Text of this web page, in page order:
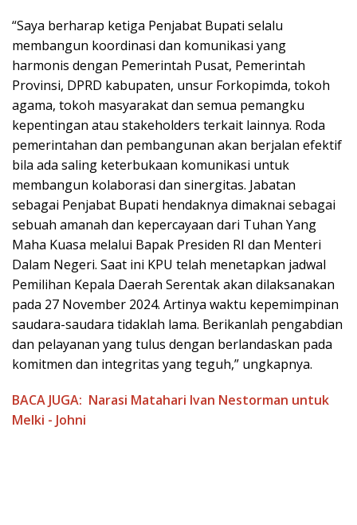
“Saya berharap ketiga Penjabat Bupati selalu
membangun koordinasi dan komunikasi yang
harmonis dengan Pemerintah Pusat, Pemerintah
Provinsi, DPRD kabupaten, unsur Forkopimda, tokoh
agama, tokoh masyarakat dan semua pemangku
kepentingan atau stakeholders terkait lainnya. Roda
pemerintahan dan pembangunan akan berjalan efektif
bila ada saling keterbukaan komunikasi untuk
membangun kolaborasi dan sinergitas. Jabatan
sebagai Penjabat Bupati hendaknya dimaknai sebagai
sebuah amanah dan kepercayaan dari Tuhan Yang
Maha Kuasa melalui Bapak Presiden RI dan Menteri
Dalam Negeri. Saat ini KPU telah menetapkan jadwal
Pemilihan Kepala Daerah Serentak akan dilaksanakan
pada 27 November 2024. Artinya waktu kepemimpinan
saudara-saudara tidaklah lama. Berikanlah pengabdian
dan pelayanan yang tulus dengan berlandaskan pada
komitmen dan integritas yang teguh,” ungkapnya.
BACA JUGA: Narasi Matahari Ivan Nestorman untuk
Melki - Johni